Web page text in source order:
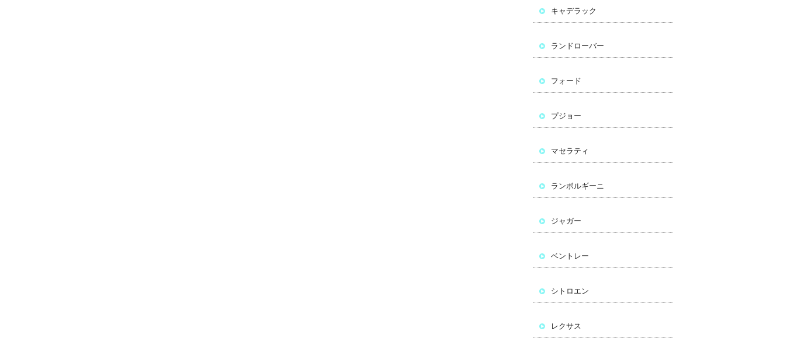
キャデラック
ランドローバー
フォード
プジョー
マセラティ
ランボルギーニ
ジャガー
ベントレー
シトロエン
レクサス